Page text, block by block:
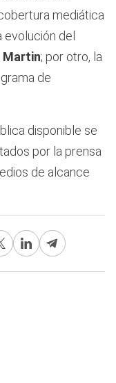
mediática
evolución del
Martin; por otro, la
de
disponible se
por la prensa
de alcance